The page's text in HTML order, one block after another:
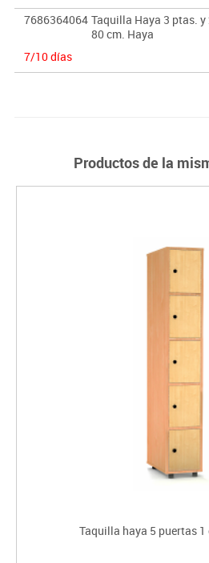
7686364064 Taquilla Haya 3 ptas. y
80 cm. Haya
7/10 días
Productos de la
Taquilla haya 5 puertas 1